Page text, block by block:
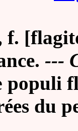
f.
---
du